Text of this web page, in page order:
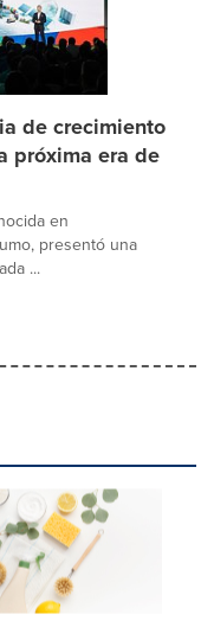
de crecimiento
próxima era de
en
presentó una
...